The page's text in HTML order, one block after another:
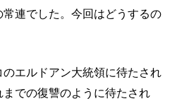
連でした。今回はどうするの
エルドアン大統領に待たされ
での復讐のように待たされ